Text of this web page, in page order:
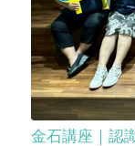
金石講座｜認